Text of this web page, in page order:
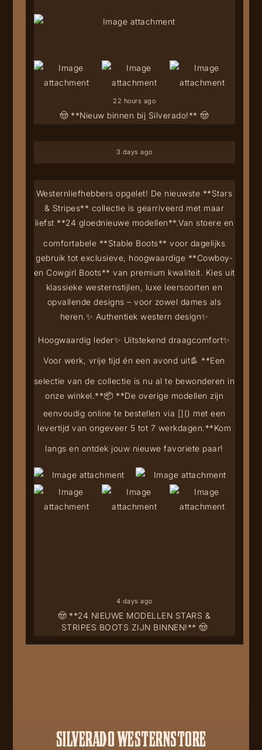
🤠 **Nieuw binnen bij Silverado!** 🤠
22 hours ago
3 days ago
🤠 **24 NIEUWE MODELLEN STARS &
STRIPES BOOTS ZIJN BINNEN!** 🤠
Westernliefhebbers opgelet! De nieuwste **Stars
& Stripes** collectie is gearriveerd met maar
liefst **24 gloednieuwe modellen**.Van stoere en
comfortabele **Stable Boots** voor dagelijks
gebruik tot exclusieve, hoogwaardige **Cowboy-
en Cowgirl Boots** van premium kwaliteit. Kies uit
klassieke westernstijlen, luxe leersoorten en
opvallende designs – voor zowel dames als
heren.✨ Authentiek western design✨
Hoogwaardig leder✨ Uitstekend draagcomfort✨
Voor werk, vrije tijd én een avond uit👢 **Een
selectie van de collectie is nu al te bewonderen in
onze winkel.**📦 **De overige modellen zijn
eenvoudig online te bestellen via []() met een
levertijd van ongeveer 5 tot 7 werkdagen.**Kom
langs en ontdek jouw nieuwe favoriete paar!
4 days ago
SILVERADO WESTERNSTORE